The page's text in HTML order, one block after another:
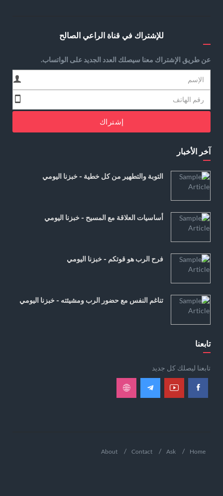
للإشتراك في قناة الراعي الصالح
عن طريق الإشتراك معنا سيصلك العدد الجديد على الواتساب.
إشتراك
آخر الأخبار
التوبة والتطهير من كل خطية - خبزنا اليومي
أساسيات العلاقة مع المسيح - خبزنا اليومي
فرح الرب هو قوتكم - خبزنا اليومي
تناغم النفس مع حضور الرب ومشيئته - خبزنا اليومي
تابعنا
تابعنا ليصلك كل جديد
Home
Ask
Contact
About